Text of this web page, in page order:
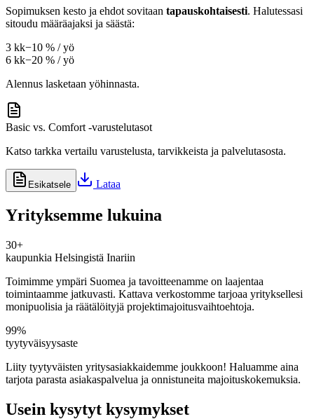
Sopimuksen kesto ja ehdot sovitaan tapauskohtaisesti. Halutessasi
sitoudu määräajaksi ja säästä:
3 kk−10 % / yö
6 kk−20 % / yö
Alennus lasketaan yöhinnasta.
Basic vs. Comfort -varustelutasot
Katso tarkka vertailu varustelusta, tarvikkeista ja palvelutasosta.
Esikatsele Lataa
Yrityksemme lukuina
30+
kaupunkia Helsingistä Inariin
Toimimme ympäri Suomea ja tavoitteenamme on laajentaa
toimintaamme jatkuvasti. Kattava verkostomme tarjoaa yrityksellesi
monipuolisia ja räätälöityjä projektimajoitusvaihtoehtoja.
99%
tyytyväisyysaste
Liity tyytyväisten yritysasiakkaidemme joukkoon! Haluamme aina
tarjota parasta asiakaspalvelua ja onnistuneita majoituskokemuksia.
Usein kysytyt kysymykset